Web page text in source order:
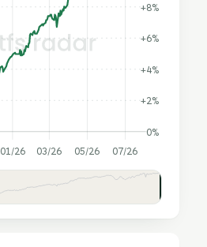
0%
+2%
+4%
+6%
+8%
01/26 03/26 05/26 07/26